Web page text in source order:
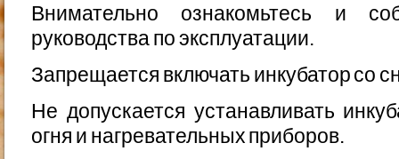
Внимательно ознакомьтесь и
руководства по эксп­луатации.
Запрещается включать инкубатор со
Не допускается устанавливать
огня и нагрева­тельных приборов.